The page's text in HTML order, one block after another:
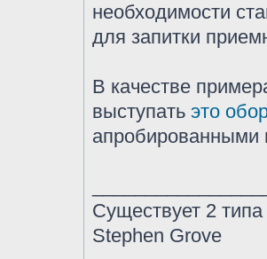
необходимости
для запитки
В качестве
выступать это
апробированными
Существует 2
Stephen Grove